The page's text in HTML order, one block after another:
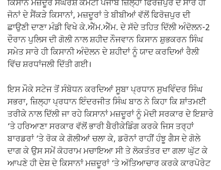
ਕਿਸਾਨ ਮਜ਼ਦੂਰ ਸੰਘਰਸ਼ ਕਮੇਟੀ ਪੰਜਾਬ ਜ਼ਿਲ੍ਹਾ ਫਿਰੋਜ਼ਪੁਰ ਦੇ ਸਾਰੇ ਹੀ
ਜੋਨਾਂ ਦੇ ਸੈਂਕੜੇ ਕਿਸਾਨਾਂ, ਮਜ਼ਦੂਰਾਂ ਤੇ ਬੀਬੀਆਂ ਵੱਲੋਂ ਫਿਰੋਜ਼ਪੁਰ ਦੀ
ਛਾਉਣੀ ਦਾਣਾ ਮੰਡੀ ਵਿਖੇ ਕੇ.ਐੱਮ.ਐੱਮ. ਦੇ ਸੱਦੇ ਤਹਿਤ ਦਿੱਲੀ ਅੰਦੋਲਨ-2
ਦੌਰਾਨ ਪੁਲਿਸ ਦੀ ਗੋਲੀ ਨਾਲ ਸ਼ਹੀਦ ਨੌਜਵਾਨ ਕਿਸਾਨ ਸ਼ੁਭਕਰਨ ਸਿੰਘ
ਸਮੇਤ ਸਾਰੇ ਹੀ ਕਿਸਾਨੀ ਅੰਦੋਲਨ ਦੇ ਸ਼ਹੀਦਾਂ ਨੂੰ ਯਾਦ ਕਰਦਿਆਂ ਰੈਲੀ
ਵਿੱਚ ਸ਼ਰਧਾਂਜਲੀ ਦਿੱਤੀ ਗਈ।
ਇਸ ਮੌਕੇ ਸਟੇਜ ਤੋਂ ਸੰਬੋਧਨ ਕਰਦਿਆਂ ਸੂਬਾ ਪ੍ਰਧਾਨ ਸੁਖਵਿੰਦਰ ਸਿੰਘ
ਸਭਰਾ, ਜ਼ਿਲ੍ਹਾ ਪ੍ਰਧਾਨ ਇੰਦਰਜੀਤ ਸਿੰਘ ਬਾਠ ਨੇ ਕਿਹਾ ਕਿ ਸ਼ਾਂਤਮਈ
ਤਰੀਕੇ ਨਾਲ ਦਿੱਲੀ ਜਾ ਰਹੇ ਕਿਸਾਨਾਂ ਮਜ਼ਦੂਰਾਂ ਨੂੰ ਮੋਦੀ ਸਰਕਾਰ ਦੇ ਇਸ਼ਾਰੇ
‘ਤੇ ਹਰਿਆਣਾ ਸਰਕਾਰ ਵੱਲੋਂ ਭਾਰੀ ਬੈਰੀਕੇਡਿੰਗ ਕਰਕੇ ਜਿਸ ਤਰ੍ਹਾਂ
ਬਾਰਡਰਾਂ ‘ਤੇ ਰੋਕ ਕੇ ਗੋਲੀਆਂ ਚਲਾ ਕੇ, ਡਰੋਨਾਂ ਰਾਹੀਂ ਹੰਝੂ ਗੈਸ ਦੇ ਗੋਲੇ
ਦਾਗ ਕੇ ਉਸ ਸਮੇਂ ਕੋਹਰਾਮ ਮਚਾਇਆ ਸੀ ਤੇ ਲੋਕਤੰਤਰ ਦਾ ਗਲਾ ਘੁੱਟ ਕੇ
ਆਪਣੇ ਹੀ ਦੇਸ਼ ਦੇ ਕਿਸਾਨਾਂ ਮਜ਼ਦੂਰਾਂ ‘ਤੇ ਅੱਤਿਆਚਾਰ ਕਰਕੇ ਕਾਰਪੋਰੇਟ